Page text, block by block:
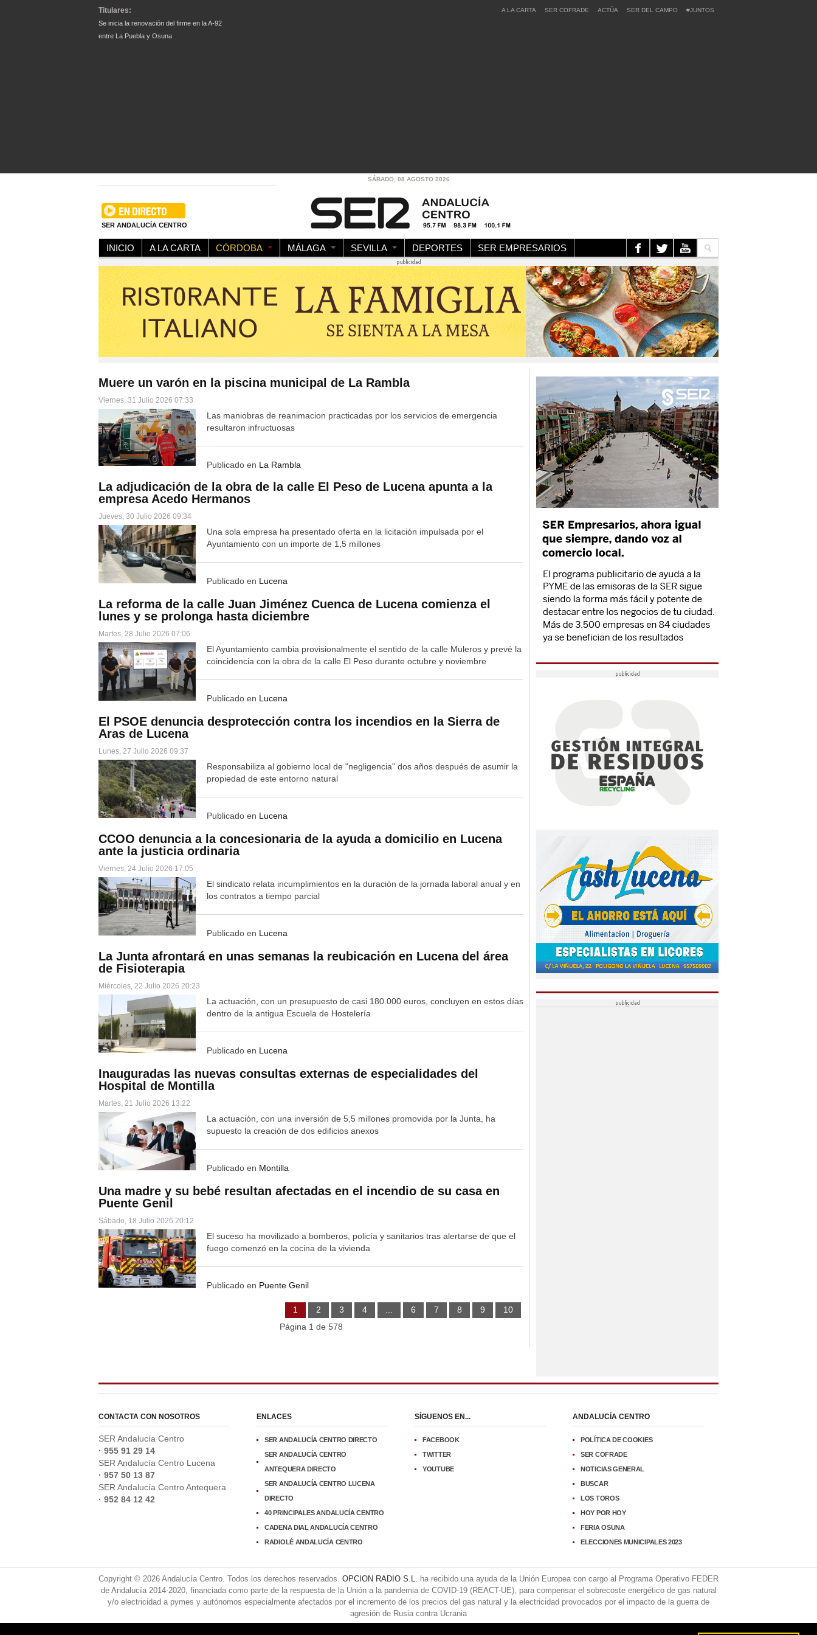
Titulares:
Se inicia la renovación del firme en la A-92
entre La Puebla y Osuna
A LA CARTA SER COFRADE ACTÚA SER DEL CAMPO #JUNTOS
SER ANDALUCÍA CENTRO
SÁBADO, 08 AGOSTO 2026
INICIO A LA CARTA CÓRDOBA MÁLAGA SEVILLA DEPORTES SER EMPRESARIOS
Muere un varón en la piscina municipal de La Rambla
Viernes, 31 Julio 2026 07:33
Las maniobras de reanimacion practicadas por los servicios de emergencia
resultaron infructuosas
Publicado en La Rambla
La adjudicación de la obra de la calle El Peso de Lucena apunta a la
empresa Acedo Hermanos
Jueves, 30 Julio 2026 09:34
Una sola empresa ha presentado oferta en la licitación impulsada por el
Ayuntamiento con un importe de 1,5 millones
Publicado en Lucena
La reforma de la calle Juan Jiménez Cuenca de Lucena comienza el
lunes y se prolonga hasta diciembre
Martes, 28 Julio 2026 07:06
El Ayuntamiento cambia provisionalmente el sentido de la calle Muleros y prevé la
coincidencia con la obra de la calle El Peso durante octubre y noviembre
Publicado en Lucena
El PSOE denuncia desprotección contra los incendios en la Sierra de
Aras de Lucena
Lunes, 27 Julio 2026 09:37
Responsabiliza al gobierno local de "negligencia" dos años después de asumir la
propiedad de este entorno natural
Publicado en Lucena
CCOO denuncia a la concesionaria de la ayuda a domicilio en Lucena
ante la justicia ordinaria
Viernes, 24 Julio 2026 17:05
El sindicato relata incumplimientos en la duración de la jornada laboral anual y en
los contratos a tiempo parcial
Publicado en Lucena
La Junta afrontará en unas semanas la reubicación en Lucena del área
de Fisioterapia
Miércoles, 22 Julio 2026 20:23
La actuación, con un presupuesto de casi 180.000 euros, concluyen en estos días
dentro de la antigua Escuela de Hostelería
Publicado en Lucena
Inauguradas las nuevas consultas externas de especialidades del
Hospital de Montilla
Martes, 21 Julio 2026 13:22
La actuación, con una inversión de 5,5 millones promovida por la Junta, ha
supuesto la creación de dos edificios anexos
Publicado en Montilla
Una madre y su bebé resultan afectadas en el incendio de su casa en
Puente Genil
Sábado, 18 Julio 2026 20:12
El suceso ha movilizado a bomberos, policía y sanitarios tras alertarse de que el
fuego comenzó en la cocina de la vivienda
Publicado en Puente Genil
1 2 3 4 6 7 8 9
10
Página 1 de 578
CONTACTA CON NOSOTROS
SER Andalucía Centro
· 955 91 29 14
SER Andalucía Centro Lucena
· 957 50 13 87
SER Andalucía Centro Antequera
· 952 84 12 42
ENLACES
SER ANDALUCÍA CENTRO DIRECTO
SER ANDALUCÍA CENTRO
ANTEQUERA DIRECTO
SER ANDALUCÍA CENTRO LUCENA
DIRECTO
40 PRINCIPALES ANDALUCÍA CENTRO
CADENA DIAL ANDALUCÍA CENTRO
RADIOLÉ ANDALUCÍA CENTRO
SÍGUENOS EN...
FACEBOOK
TWITTER
YOUTUBE
ANDALUCÍA CENTRO
POLÍTICA DE COOKIES
SER COFRADE
NOTICIAS GENERAL
BUSCAR
LOS TOROS
HOY POR HOY
FERIA OSUNA
ELECCIONES MUNICIPALES 2023
Copyright © 2026 Andalucía Centro. Todos los derechos reservados. OPCION RADIO S.L. ha recibido una ayuda de la Unión Europea con cargo al Programa Operativo FEDER
de Andalucía 2014-2020, financiada como parte de la respuesta de la Unión a la pandemia de COVID-19 (REACT-UE), para compensar el sobrecoste energético de gas natural
y/o electricidad a pymes y autónomos especialmente afectados por el incremento de los precios del gas natural y la electricidad provocados por el impacto de la guerra de
agresión de Rusia contra Ucrania